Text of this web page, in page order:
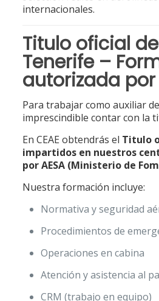
internacionales.
Titulo oficial de
Tenerife –
autorizada por
Para trabajar como auxiliar
imprescindible contar con la
En CEAE obtendrás el Titulo
impartidos en nuestros
por AESA (Ministerio de
Nuestra formación incluye:
Normativa y seguridad
Procedimientos de
Operaciones en cabina
Atención y asistencia al
CRM (trabajo en equipo)